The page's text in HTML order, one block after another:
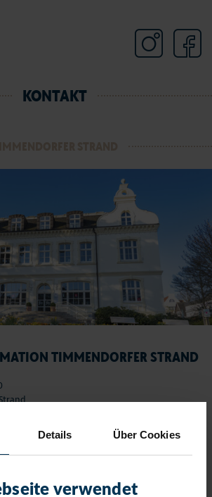
Details Über Cookies
verwendet
KONTAKT
TIMMENDORFER STRAND